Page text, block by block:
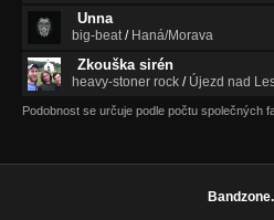
Unna
big-beat/ Haná/Morava
Zkouška sirén
heavy-stoner rock / Újezd nad
Podobnost se určuje podle počtu společných